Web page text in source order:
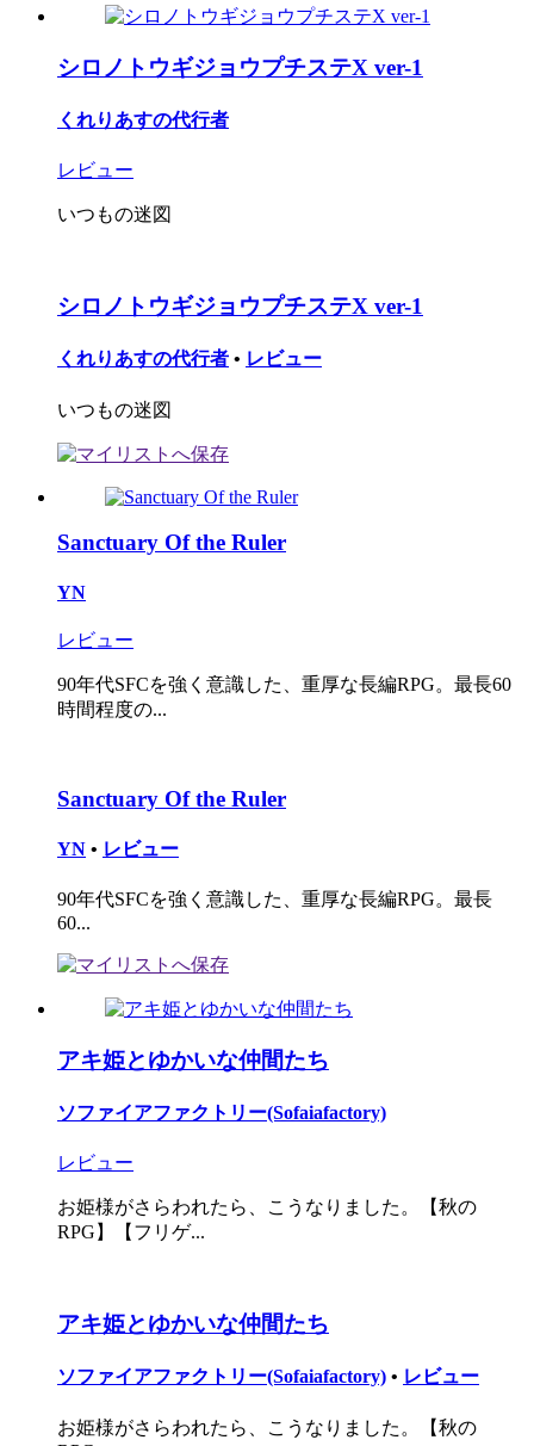
シロノトウギジョウプチステX ver-1
くれりあすの代行者
レビュー
いつもの迷図
シロノトウギジョウプチステX ver-1
くれりあすの代行者 • レビュー
いつもの迷図
Sanctuary Of the Ruler
YN
レビュー
90年代SFCを強く意識した、重厚な長編RPG。最長60
時間程度の...
Sanctuary Of the Ruler
YN • レビュー
90年代SFCを強く意識した、重厚な長編RPG。最長
60...
アキ姫とゆかいな仲間たち
ソファイアファクトリー(Sofaiafactory)
レビュー
お姫様がさらわれたら、こうなりました。【秋の
RPG】【フリゲ...
アキ姫とゆかいな仲間たち
ソファイアファクトリー(Sofaiafactory) • レビュー
お姫様がさらわれたら、こうなりました。【秋の